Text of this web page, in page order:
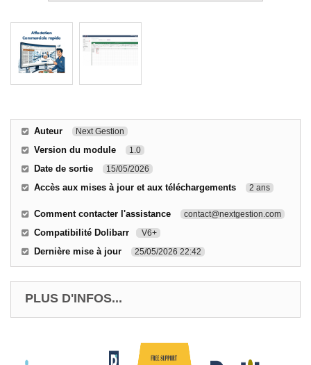
Auteur Next Gestion
Version du module 1.0
Date de sortie 15/05/2026
Accès aux mises à jour et aux téléchargements 2 ans
Comment contacter l'assistance contact@nextgestion.com
Compatibilité Dolibarr V6+
Dernière mise à jour 25/05/2026 22:42
PLUS D'INFOS...